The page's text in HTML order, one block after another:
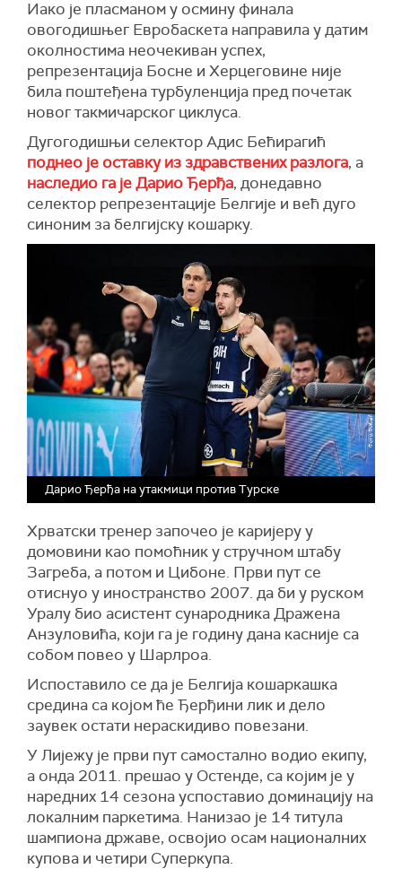
Иако је пласманом у осмину финала
овогодишњег Евробаскета направила у датим
околностима неочекиван успех,
репрезентација Босне и Херцеговине није
била поштеђена турбуленција пред почетак
новог такмичарског циклуса.
Дугогодишњи селектор Адис Бећирагић
поднео је оставку из здравствених разлога, а
наследио га је Дарио Ђерђа, донедавно
селектор репрезентације Белгије и већ дуго
синоним за белгијску кошарку.
Дарио Ђерђа на утакмици против Турске
Хрватски тренер започео је каријеру у
домовини као помоћник у стручном штабу
Загреба, а потом и Цибоне. Први пут се
отиснуо у иностранство 2007. да би у руском
Уралу био асистент сународника Дражена
Анзуловића, који га је годину дана касније са
собом повео у Шарлроа.
Испоставило се да је Белгија кошаркашка
средина са којом ће Ђерђини лик и дело
заувек остати нераскидиво повезани.
У Лијежу је први пут самостално водио екипу,
а онда 2011. прешао у Остенде, са којим је у
наредних 14 сезона успоставио доминацију на
локалним паркетима. Нанизао је 14 титула
шампиона државе, освојио осам националних
купова и четири Суперкупа.